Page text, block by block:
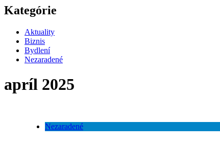
Kategórie
Aktuality
Biznis
Bydlení
Nezaradené
apríl 2025
Nezaradené